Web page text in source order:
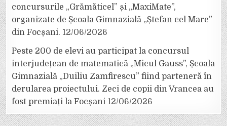
concursurile „Grămăticel” și „MaxiMate”,
organizate de Școala Gimnazială „Ștefan cel Mare”
din Focșani. 12/06/2026
Peste 200 de elevi au participat la concursul
interjudețean de matematică „Micul Gauss”, Școala
Gimnazială „Duiliu Zamfirescu” fiind parteneră în
derularea proiectului. Zeci de copii din Vrancea au
fost premiați la Focșani 12/06/2026